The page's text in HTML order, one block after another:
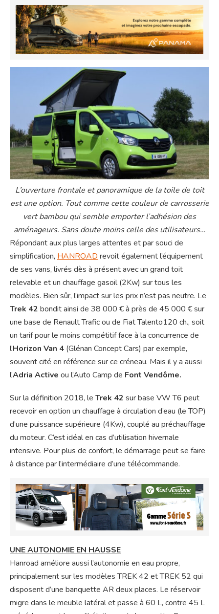
L’ouverture frontale et panoramique de la toile de toit
est une option. Tout comme cette couleur de carrosserie
vert bambou qui semble emporter l’adhésion des
aménageurs. Sans doute moins celle des utilisateurs…
Répondant aux plus larges attentes et par souci de
simplification, HANROAD revoit également l’équipement
de ses vans, livrés dès à présent avec un grand toit
relevable et un chauffage gasoil (2Kw) sur tous les
modèles. Bien sûr, l’impact sur les prix n’est pas neutre. Le
Trek 42 bondit ainsi de 38 000 € à près de 45 000 € sur
une base de Renault Trafic ou de Fiat Talento120 ch., soit
un tarif pour le moins compétitif face à la concurrence de
l’Horizon Van 4 (Glénan Concept Cars) par exemple,
souvent cité en référence sur ce créneau. Mais il y a aussi
l’Adria Active ou l’Auto Camp de Font Vendôme.
Sur la définition 2018, le Trek 42 sur base VW T6 peut
recevoir en option un chauffage à circulation d’eau (le TOP)
d’une puissance supérieure (4Kw), couplé au préchauffage
du moteur. C’est idéal en cas d’utilisation hivernale
intensive. Pour plus de confort, le démarrage peut se faire
à distance par l’intermédiaire d’une télécommande.
UNE AUTONOMIE EN HAUSSE
Hanroad améliore aussi l’autonomie en eau propre,
principalement sur les modèles TREK 42 et TREK 52 qui
disposent d’une banquette AR deux places. Le réservoir
migre dans le meuble latéral et passe à 60 L, contre 45 L